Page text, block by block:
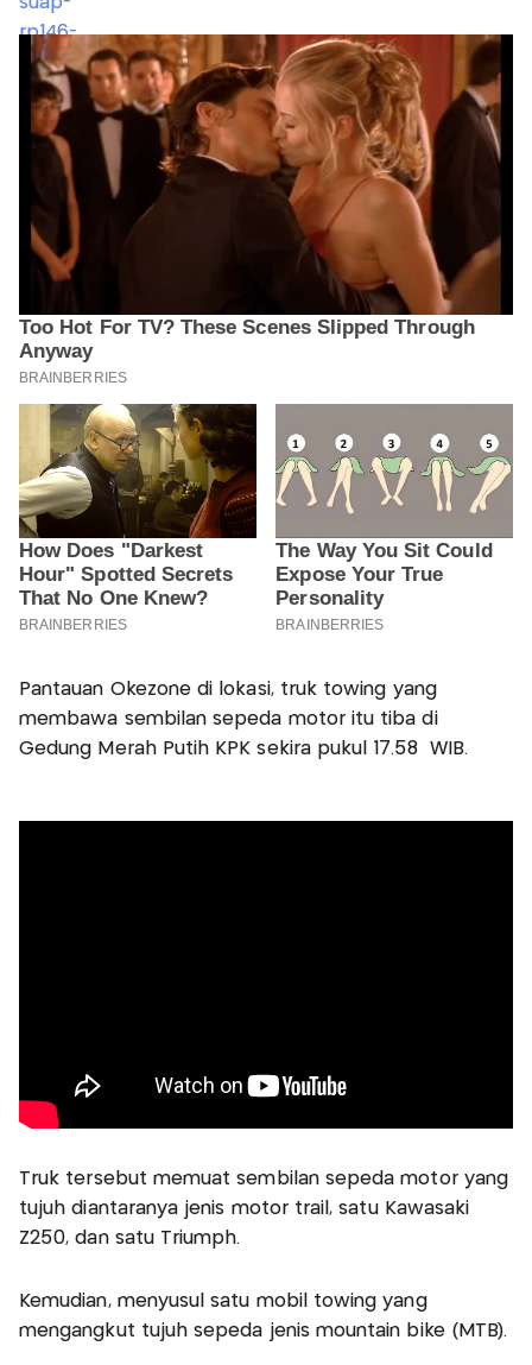
Pantauan Okezone di lokasi, truk towing yang
membawa sembilan sepeda motor itu tiba di
Gedung Merah Putih KPK sekira pukul 17.58 WIB.
Truk tersebut memuat sembilan sepeda motor yang
tujuh diantaranya jenis motor trail, satu Kawasaki
Z250, dan satu Triumph.
Kemudian, menyusul satu mobil towing yang
mengangkut tujuh sepeda jenis mountain bike (MTB).